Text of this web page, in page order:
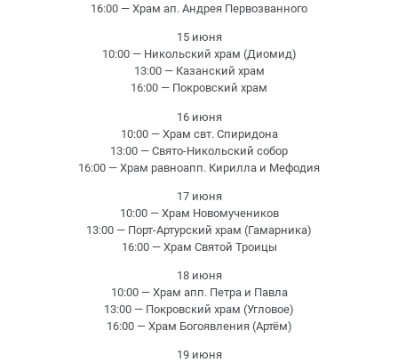
16:00 — Храм ап. Андрея Первозванного
15 июня
10:00 — Никольский храм (Диомид)
13:00 — Казанский храм
16:00 — Покровский храм
16 июня
10:00 — Храм свт. Спиридона
13:00 — Свято-Никольский собор
16:00 — Храм равноапп. Кирилла и Мефодия
17 июня
10:00 — Храм Новомучеников
13:00 — Порт-Артурский храм (Гамарника)
16:00 — Храм Святой Троицы
18 июня
10:00 — Храм апп. Петра и Павла
13:00 — Покровский храм (Угловое)
16:00 — Храм Богоявления (Артём)
19 июня